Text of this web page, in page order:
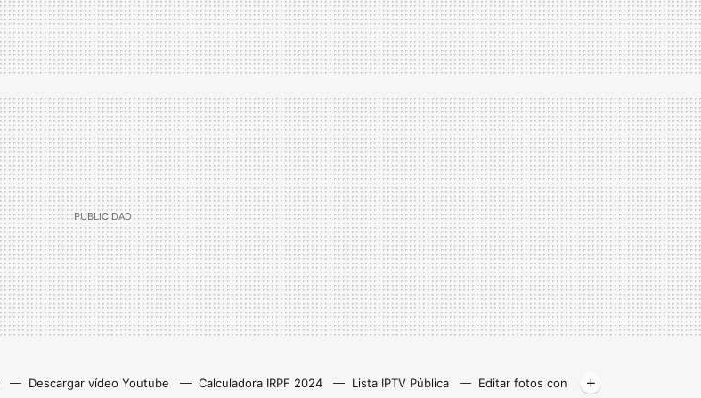
Descargar vídeo Youtube Calculadora IRPF 2024 Lista IPTV Pública
Editar fotos con